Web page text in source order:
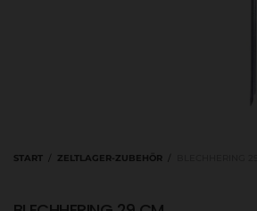
START / ZELTLAGER-ZUBEHÖR /